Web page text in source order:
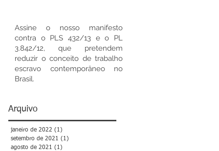
Assine o nosso manifesto
contra o PLS 432/13 e o PL
3.842/12, que pretendem
reduzir o conceito de trabalho
escravo contemporâneo no
Brasil.
Arquivo
janeiro de 2022 (1)
setembro de 2021 (1)
agosto de 2021 (1)